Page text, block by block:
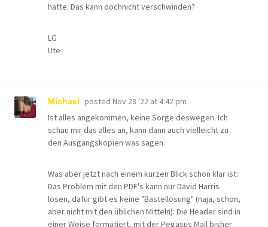
hatte. Das kann dochnicht verschwinden?
LG
Ute
Michael posted Nov 28 '22 at 4:42 pm
Ist alles angekommen, keine Sorge deswegen. Ich
schau mir das alles an, kann dann auch vielleicht zu
den Ausgangskopien was sagen.
Was aber jetzt nach einem kurzen Blick schon klar ist:
Das Problem mit den PDF's kann nur David Harris
lösen, dafür gibt es keine "Bastellösung" (naja, schon,
aber nicht mit den üblichen Mitteln): Die Header sind in
einer Weise formatiert, mit der Pegasus Mail bisher